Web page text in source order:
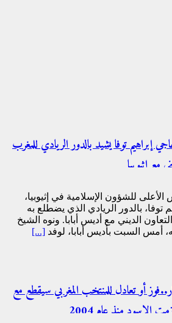
إبراهيم توفا يشيد بالدور الريادي للمغرب
مع إثيوبيا
للشؤون الإسلامية في إثيوبيا،
توفا، بالدور الريادي الذي يضطلع به
الديني مع أديس أبابا. ونوه الشيخ
أمس السبت بأديس أبابا، لوفد [...]
أو تعادل للمنتخب المغربي سيقطع مع
منذ عام 2004